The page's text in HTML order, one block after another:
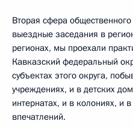
Вторая сфера
выездные заседания в
регионах, мы проехали
Кавказский федеральный
субъектах этого округа,
учреждениях, и в детских
интернатах, и в колониях, и
впечатлений.